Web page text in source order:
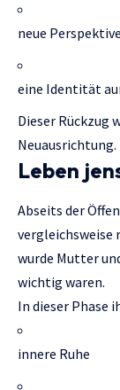
neue
eine Identität
Dieser Rückzug
Neuausrichtung.
Leben
Abseits der
vergleichsweise
wurde Mutter
wichtig waren.
In dieser Phase
innere Ruhe